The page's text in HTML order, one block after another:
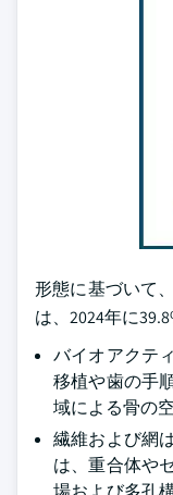
形態に基づいて
は、2024年に
バイオアクテ
移植や歯の手
域による骨の
繊維および網
は、重合体や